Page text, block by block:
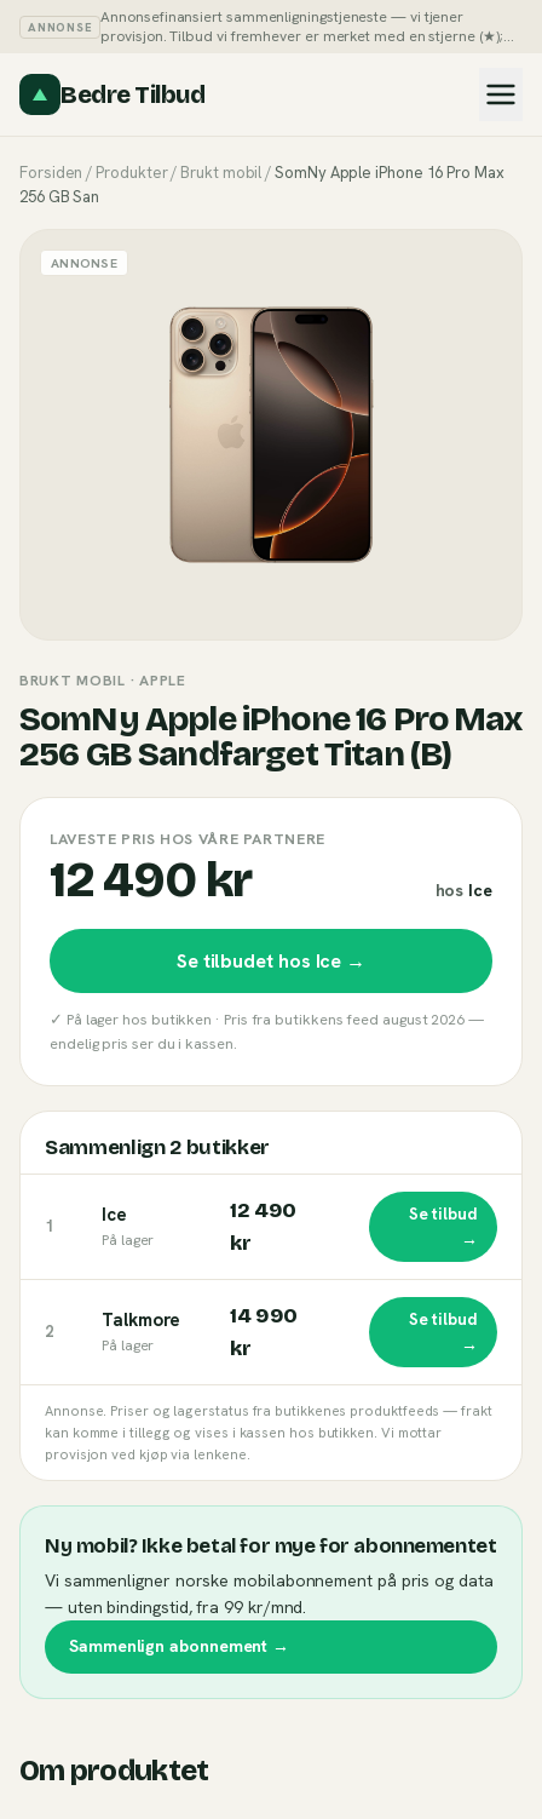
ANNONSE
Annonsefinansiert sammenligningstjeneste — vi tjener
provisjon. Tilbud vi fremhever er merket med en stjerne (★);
Bedre Tilbud
Forsiden / Produkter/ Brukt mobil/SomNy Apple iPhone 16 Pro Max
256 GB San
ANNONSE
BRUKT MOBIL · APPLE
SomNy Apple iPhone 16 Pro Max
256 GB Sandfarget Titan (B)
LAVESTE PRIS HOS VÅRE PARTNERE
12 490 kr hos Ice
Se tilbudet hos Ice →
✓ På lager hos butikken · Pris fra butikkens feed august 2026—
endelig pris ser du i kassen.
Sammenlign2butikker
1 Ice
På lager
12 490
kr
Se tilbud
→
2 Talkmore
På lager
14 990
kr
Se tilbud
→
Annonse. Priser og lagerstatus fra butikkenes produktfeeds — frakt
kan komme i tillegg og vises i kassen hos butikken. Vi mottar
provisjon ved kjøp via lenkene.
Ny mobil? Ikke betal for mye for abonnementet
Vi sammenligner norske mobilabonnement på pris og data
— uten bindingstid, fra 99 kr/mnd.
Sammenlign abonnement →
Om produktet